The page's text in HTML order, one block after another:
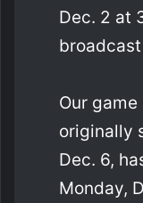
Dec. 2 at
Our
originally
Dec. 6,
Monday,